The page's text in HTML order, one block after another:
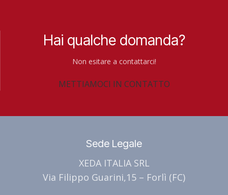
Hai qualche domanda?
Non esitare a contattarci!
METTIAMOCI IN CONTATTO
Sede Legale
XEDA ITALIA SRL
Via Filippo Guarini,15 – Forlì (FC)